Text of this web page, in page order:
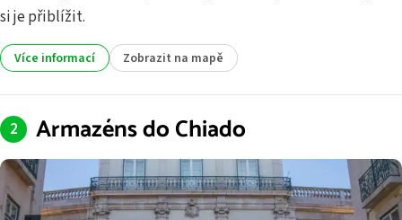
si je přiblížit.
Více informací Zobrazit na mapě
Armazéns do Chiado